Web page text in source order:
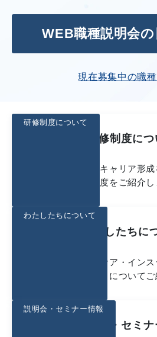
WEB職種説明会
現在募集中の職
研修制度に
入社後の研修やキャリア形
育制度をご紹介し
研修制度について
わたしたちに
シミックヘルスケア・イン
業や働く魅力についてご
わたしたちについて
説明会・セミ
説明会・セミナー情報